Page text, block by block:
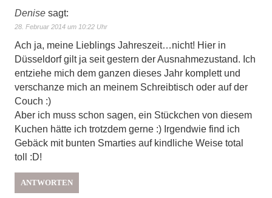
Denise sagt:
28. Februar 2014 um 10:22 Uhr
Ach ja, meine Lieblings Jahreszeit…nicht! Hier in
Düsseldorf gilt ja seit gestern der Ausnahmezustand. Ich
entziehe mich dem ganzen dieses Jahr komplett und
verschanze mich an meinem Schreibtisch oder auf der
Couch :)
Aber ich muss schon sagen, ein Stückchen von diesem
Kuchen hätte ich trotzdem gerne :) Irgendwie find ich
Gebäck mit bunten Smarties auf kindliche Weise total
toll :D!
ANTWORTEN